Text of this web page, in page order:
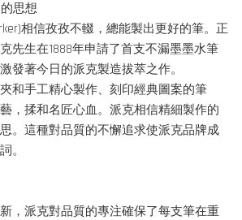
思想
相信孜孜不輟，總能製出更好的筆。正
先生在1888年申請了首支不漏墨墨水筆
發著今日的派克製造拔萃之作。
和手工精心製作、刻印經典圖案的筆
，揉和名匠心血。派克相信精細製作的
。這種對品質的不懈追求使派克品牌成
。
，派克對品質的專注確保了每支筆在重